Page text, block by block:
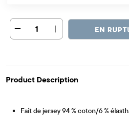
1 EN
Product Description
Fait de jersey 94 % coton/6 %